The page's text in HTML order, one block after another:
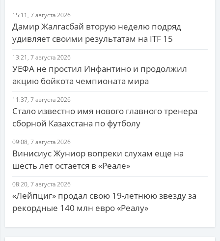
15:11, 7 августа 2026
Дамир Жалгасбай вторую неделю подряд
удивляет своими результатам на ITF 15
13:21, 7 августа 2026
УЕФА не простил Инфантино и продолжил
акцию бойкота чемпионата мира
11:37, 7 августа 2026
Стало известно имя нового главного тренера
сборной Казахстана по футболу
09:08, 7 августа 2026
Винисиус Жуниор вопреки слухам еще на
шесть лет остается в «Реале»
08:20, 7 августа 2026
«Лейпциг» продал свою 19-летнюю звезду за
рекордные 140 млн евро «Реалу»